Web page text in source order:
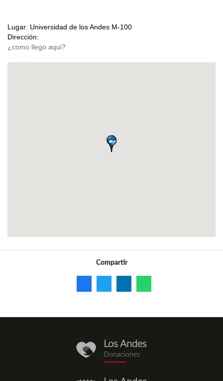
Lugar: Universidad de los Andes M-100
Dirección:
Compartir
donaciones.png
Los Andes
Donaciones